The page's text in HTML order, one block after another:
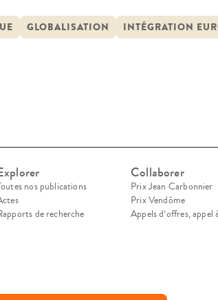
juridiques et
GLOBALISATION INTÉGRATION
nos publications
de recherche
Collaborer
Prix Jean Carbonnier
Prix Vendôme
Appels d’offres,